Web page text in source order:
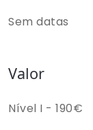
Sem datas
Valor
Nível I - 190€